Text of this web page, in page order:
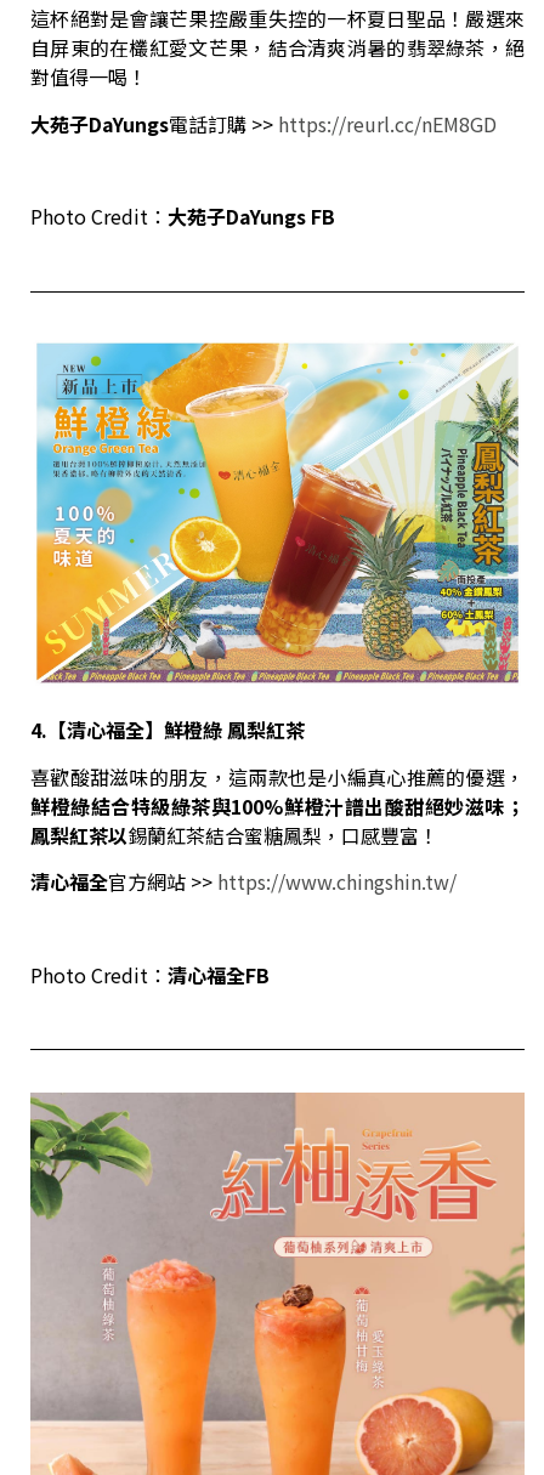
這杯絕對是會讓芒果控嚴重失控的一杯夏日聖品！嚴選來
自屏東的在欉紅愛文芒果，結合清爽消暑的翡翠綠茶，絕
對值得一喝！
大苑子DaYungs電話訂購 >> https://reurl.cc/nEM8GD
Photo Credit： 大苑子DaYungs FB
4.【清心福全】鮮橙綠鳳梨紅茶
喜歡酸甜滋味的朋友，這兩款也是小編真心推薦的優選，
鮮橙綠結合特級綠茶與100%鮮橙汁譜出酸甜絕妙滋味；
鳳梨紅茶以錫蘭紅茶結合蜜糖鳳梨，口感豐富！
清心福全官方網站 >> https://www.chingshin.tw/
Photo Credit： 清心福全FB